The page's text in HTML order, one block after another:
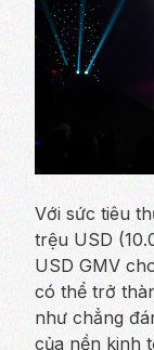
Với sức tiêu
trệu USD
USD GMV
có thể trở
như chẳng
của nền kinh